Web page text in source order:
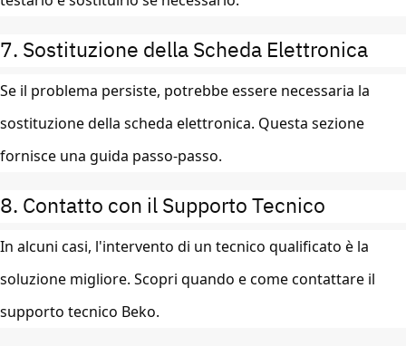
7. Sostituzione della Scheda Elettronica
Se il problema persiste, potrebbe essere necessaria la
sostituzione della scheda elettronica. Questa sezione
fornisce una guida passo-passo.
8. Contatto con il Supporto Tecnico
In alcuni casi, l'intervento di un tecnico qualificato è la
soluzione migliore. Scopri quando e come contattare il
supporto tecnico Beko.